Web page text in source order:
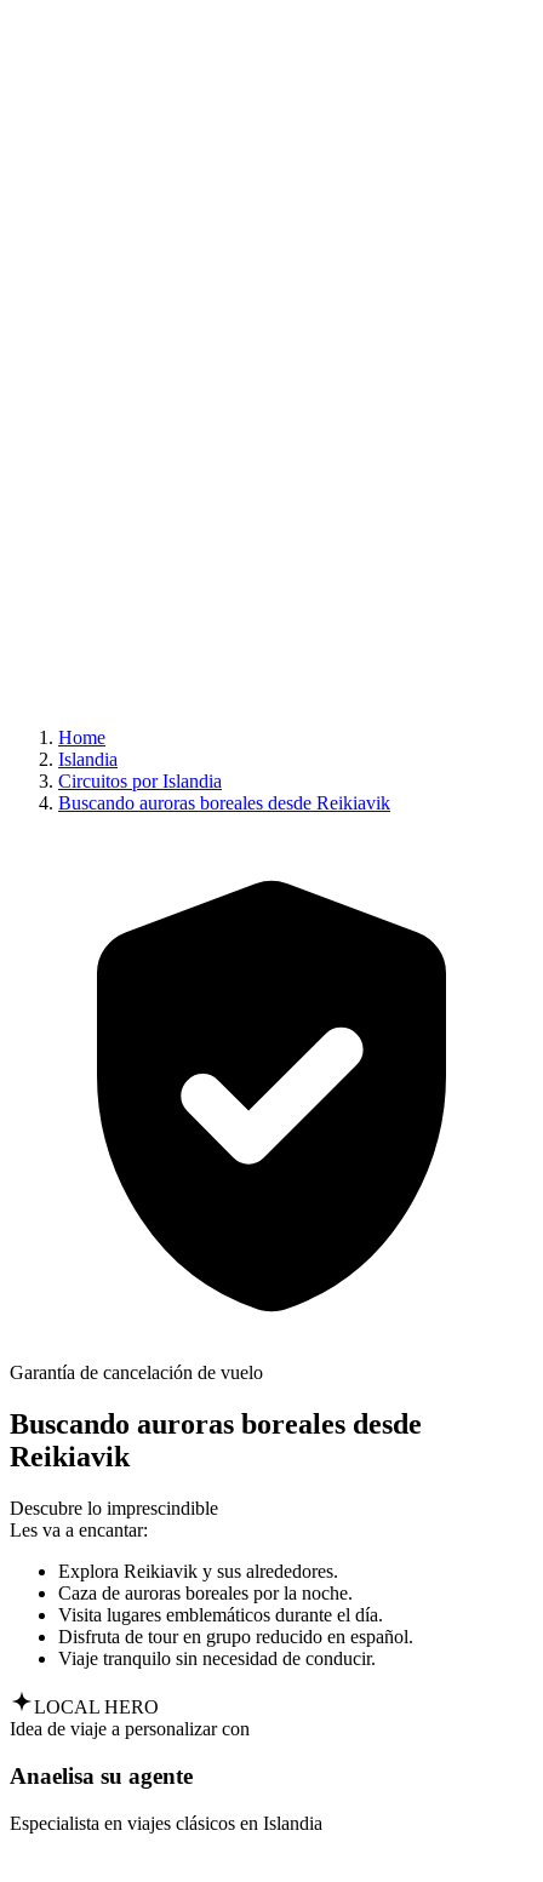
Home
Islandia
Circuitos por Islandia
Buscando auroras boreales desde Reikiavik
Garantía de cancelación de vuelo
Buscando auroras boreales desde
Reikiavik
Descubre lo imprescindible
Les va a encantar:
Explora Reikiavik y sus alrededores.
Caza de auroras boreales por la noche.
Visita lugares emblemáticos durante el día.
Disfruta de tour en grupo reducido en español.
Viaje tranquilo sin necesidad de conducir.
LOCAL HERO
Idea de viaje a personalizar con
Anaelisa su agente
Especialista en viajes clásicos en Islandia